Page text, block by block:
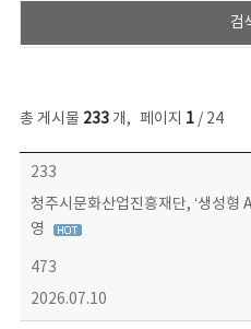
총 게시물 233개, 페이지 1/ 24
보도자료 목록 - 번호, 제목, 작성자, 파일, 조회수, 작성일 정보 제공
233
청주시문화산업진흥재단, ‘생성형
영
473
2026.07.10